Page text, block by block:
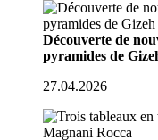
Découverte de
pyramides de
27.04.2026